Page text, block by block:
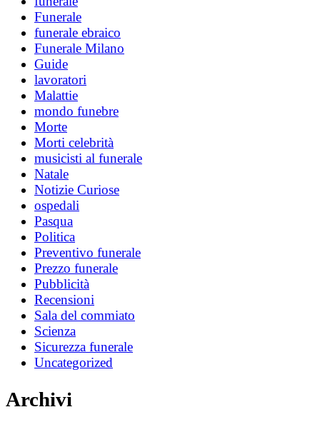
Funerale
funerale ebraico
Funerale Milano
Guide
lavoratori
Malattie
mondo funebre
Morte
Morti celebrità
musicisti al funerale
Natale
Notizie Curiose
ospedali
Pasqua
Politica
Preventivo funerale
Prezzo funerale
Pubblicità
Recensioni
Sala del commiato
Scienza
Sicurezza funerale
Uncategorized
Archivi